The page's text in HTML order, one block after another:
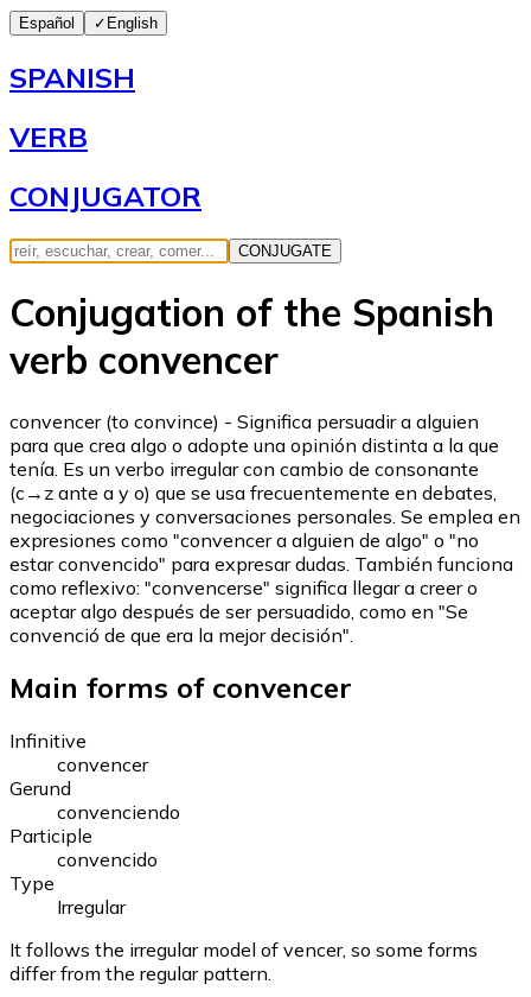
Español ✓ English
SPANISH
VERB
CONJUGATOR
CONJUGATE
Conjugation of the Spanish
verb convencer
convencer (to convince) - Significa persuadir a alguien
para que crea algo o adopte una opinión distinta a la que
tenía. Es un verbo irregular con cambio de consonante
(c→z ante a y o) que se usa frecuentemente en debates,
negociaciones y conversaciones personales. Se emplea en
expresiones como "convencer a alguien de algo" o "no
estar convencido" para expresar dudas. También funciona
como reflexivo: "convencerse" significa llegar a creer o
aceptar algo después de ser persuadido, como en "Se
convenció de que era la mejor decisión".
Main forms of convencer
Infinitive
convencer
Gerund
convenciendo
Participle
convencido
Type
Irregular
It follows the irregular model of vencer, so some forms
differ from the regular pattern.